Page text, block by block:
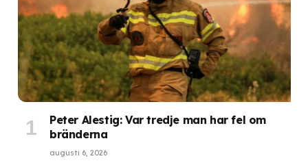
Peter Alestig: Var tredje man har fel om
bränderna
augusti 6, 2026